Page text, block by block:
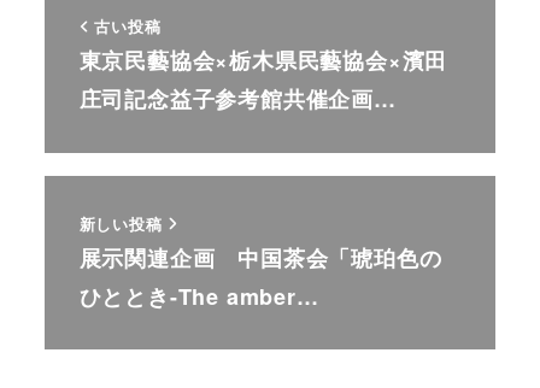
古い投稿
東京民藝協会×栃木県民藝協会×濱田
庄司記念益子参考館共催企画…
新しい投稿
展示関連企画 中国茶会「琥珀色の
ひととき-The amber…